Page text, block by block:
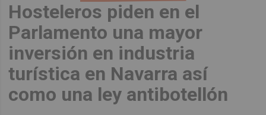
Hosteleros piden en el
Parlamento una mayor
inversión en industria
turística en Navarra así
como una ley antibotellón